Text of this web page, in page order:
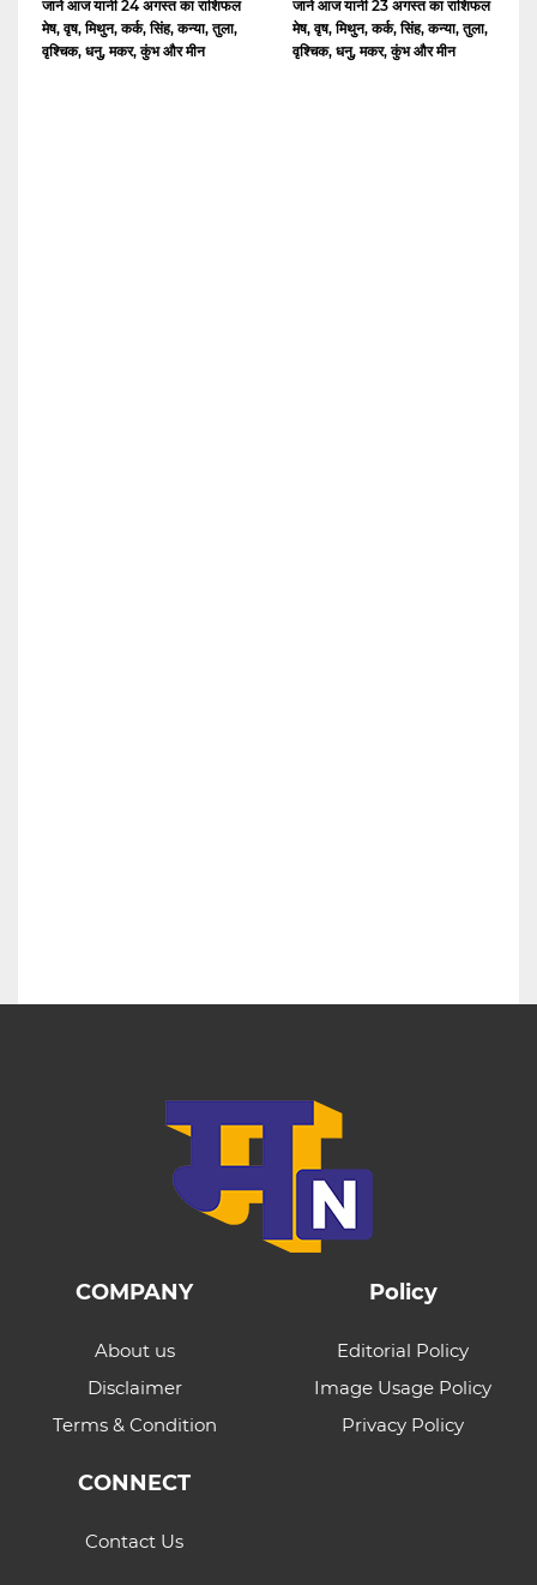
जाने आज यानी 24 अगस्त का राशिफल
मेष, वृष, मिथुन, कर्क, सिंह, कन्या, तुला,
वृश्चिक, धनु, मकर, कुंभ और मीन
जाने आज यानी 23 अगस्त का राशिफल
मेष, वृष, मिथुन, कर्क, सिंह, कन्या, तुला,
वृश्चिक, धनु, मकर, कुंभ और मीन
COMPANY
About us
Disclaimer
Terms & Condition
Policy
Editorial Policy
Image Usage Policy
Privacy Policy
CONNECT
Contact Us